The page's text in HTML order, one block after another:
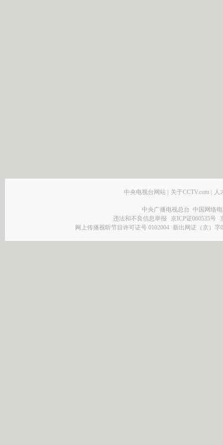
中央电视台网站 关于CCTV.com 人
中央广播电视总台 中国网络
违法和不良信息举报
京ICP证060535号
网上传播视听节目许可证号 0102004 新出网证（京）